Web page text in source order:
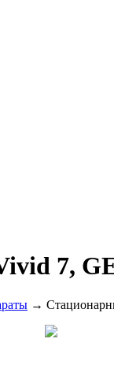
7,
→